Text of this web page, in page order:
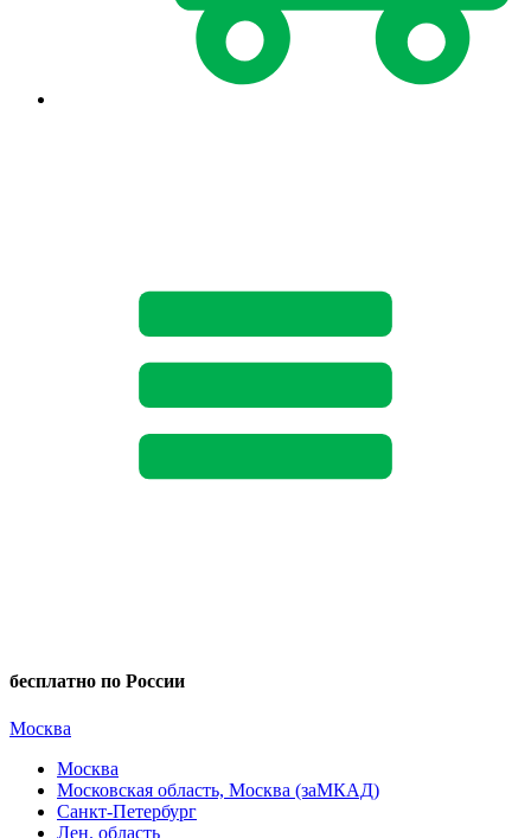
бесплатно по России
Москва
Москва
Московская область, Москва (заМКАД)
Санкт-Петербург
Лен. область